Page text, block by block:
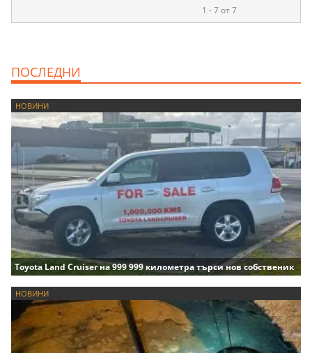
1 - 7 от 7
ПОСЛЕДНИ
НОВИНИ
Toyota Land Cruiser на 999 999 километра търси нов собственик
НОВИНИ